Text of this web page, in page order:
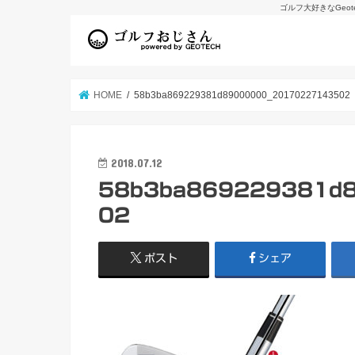
ゴルフ大好きな
HOME 58b3ba869229381d89000000_20170227143502
2018.07.12
02
ポスト シェア